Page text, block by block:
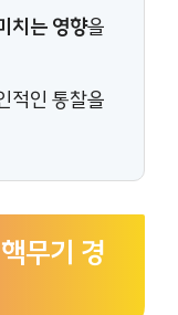
치는 영향을
적인 통찰을
무기 경